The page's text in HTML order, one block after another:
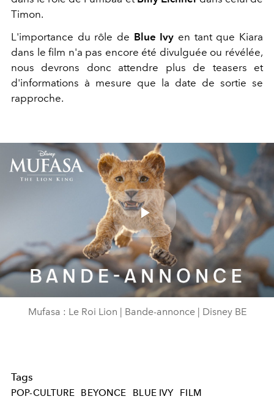
Timon.
L'importance du rôle de Blue Ivy en tant que Kiara
dans le film n'a pas encore été divulguée ou révélée,
nous devrons donc attendre plus de teasers et
d'informations à mesure que la date de sortie se
rapproche.
Play
Video
Mufasa : Le Roi Lion | Bande-annonce | Disney BE
Tags
POP-CULTURE BEYONCE BLUE IVY FILM